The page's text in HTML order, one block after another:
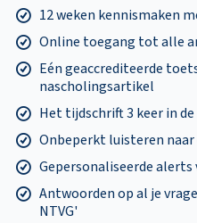
12 weken kennismaken
Online toegang tot alle
Eén geaccrediteerde
nascholingsartikel
Het tijdschrift 3 keer in de
Onbeperkt luisteren naar
Gepersonaliseerde
Antwoorden op al je
NTVG'